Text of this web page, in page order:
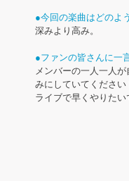
●今回の楽曲はどのよ
深みより高み。
●ファンの皆さんに一
メンバーの一人一人
みにしていてください
ライブで早くやりたい